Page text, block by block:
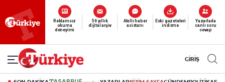
Reklamsız
okuma
deneyimi
56 yıllık
dijital arşiv
Akıllı haber
asistanı
Eski gazeteleri
indirme
Yazarlarla
canlı soru
cevap
GİRİŞ